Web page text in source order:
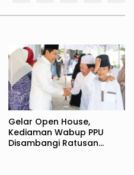
Gelar Open House,
Kediaman Wabup PPU
Disambangi Ratusan